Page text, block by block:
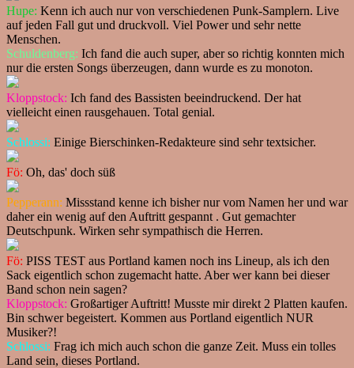
Hupe: Kenn ich auch nur von verschiedenen Punk-Samplern. Live
auf jeden Fall gut und druckvoll. Viel Power und sehr nette
Menschen.
Schuldenberg: Ich fand die auch super, aber so richtig konnten mich
nur die ersten Songs überzeugen, dann wurde es zu monoton.
Kloppstock: Ich fand des Bassisten beeindruckend. Der hat
vielleicht einen rausgehauen. Total genial.
Schlossi: Einige Bierschinken-Redakteure sind sehr textsicher.
Fö: Oh, das' doch süß
Pepperann: Missstand kenne ich bisher nur vom Namen her und war
daher ein wenig auf den Auftritt gespannt . Gut gemachter
Deutschpunk. Wirken sehr sympathisch die Herren.
Fö: PISS TEST aus Portland kamen noch ins Lineup, als ich den
Sack eigentlich schon zugemacht hatte. Aber wer kann bei dieser
Band schon nein sagen?
Kloppstock: Großartiger Auftritt! Musste mir direkt 2 Platten kaufen.
Bin schwer begeistert. Kommen aus Portland eigentlich NUR
Musiker?!
Schlossi: Frag ich mich auch schon die ganze Zeit. Muss ein tolles
Land sein, dieses Portland.